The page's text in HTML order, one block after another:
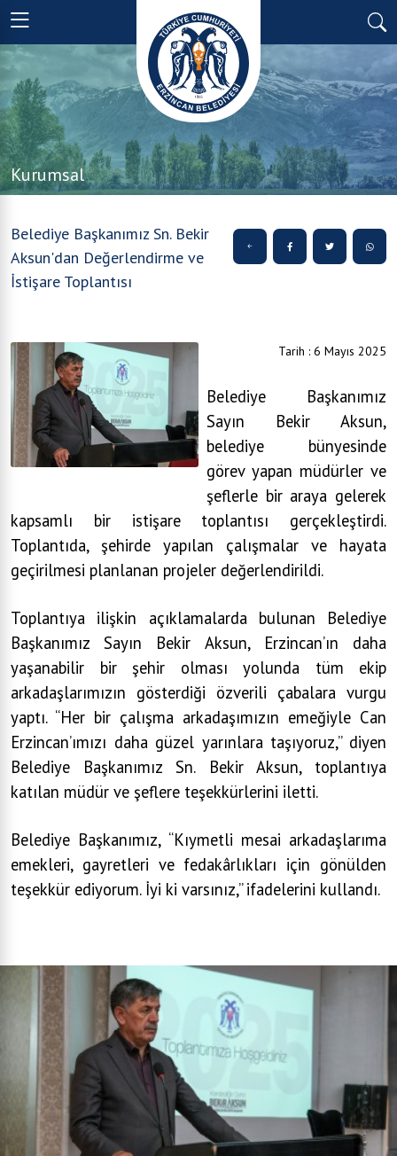
Kurumsal
Belediye Başkanımız Sn. Bekir
Aksun'dan Değerlendirme ve
İstişare Toplantısı
Tarih : 6 Mayıs 2025
Belediye Başkanımız
Sayın Bekir Aksun,
belediye bünyesinde
görev yapan müdürler ve
şeflerle bir araya gelerek
kapsamlı bir istişare toplantısı gerçekleştirdi.
Toplantıda, şehirde yapılan çalışmalar ve hayata
geçirilmesi planlanan projeler değerlendirildi.
Toplantıya ilişkin açıklamalarda bulunan Belediye
Başkanımız Sayın Bekir Aksun, Erzincan’ın daha
yaşanabilir bir şehir olması yolunda tüm ekip
arkadaşlarımızın gösterdiği özverili çabalara vurgu
yaptı. “Her bir çalışma arkadaşımızın emeğiyle Can
Erzincan’ımızı daha güzel yarınlara taşıyoruz,” diyen
Belediye Başkanımız Sn. Bekir Aksun, toplantıya
katılan müdür ve şeflere teşekkürlerini iletti.
Belediye Başkanımız, “Kıymetli mesai arkadaşlarıma
emekleri, gayretleri ve fedakârlıkları için gönülden
teşekkür ediyorum. İyi ki varsınız,” ifadelerini kullandı.